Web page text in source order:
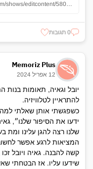
appearance:none;-moz-
spacing:inherit;text-
size:1.1em;}.css-
.disabled)
2zrzyj:hover,.css-
webkit-flex:none;-
64ic6c{text-
webkit-flex:none;-
description provided
https://omny.fm/shows/editcontent/58018a83-394e-46a3-bb58-b0d100c4d397
0 תגובות
Memoriz Plus
12 אפריל 2024
יובל וגאיה, תאומות בנות
להתראיין לטלוויזיה.
כשפגשתי אותן שאלתי למה
ידעו את הסיפור שלנו״,
שלנו רצה להגן עלינו
המציאות לרגע אפשר
קשה להבנה. גאיה ויובל
שידעו עליו. אז הבטחתי